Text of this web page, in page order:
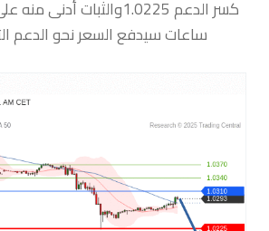
ساعات سيدفع السعر نحو الدعم التالي